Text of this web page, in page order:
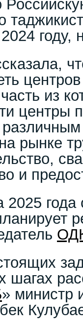
году,
из
центры
рынке
и
года
шагах
» министр